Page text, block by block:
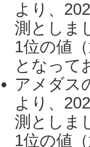
より、
測としま
1位の値
となって
アメダス
より、
測としま
1位の値